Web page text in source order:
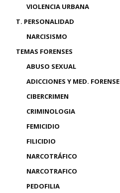
VIOLENCIA URBANA
T. PERSONALIDAD
NARCISISMO
TEMAS FORENSES
ABUSO SEXUAL
ADICCIONES Y MED. FORENSE
CIBERCRIMEN
CRIMINOLOGIA
FEMICIDIO
FILICIDIO
NARCOTRÁFICO
NARCOTRAFICO
PEDOFILIA